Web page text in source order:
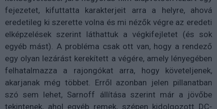
fejezetet, kifuttatta karakterjeit arra a helyre, ahová
eredetileg ki szerette volna és mi nézők végre az eredeti
elképzelések szerint láthattuk a végkifejletet (és sok
egyéb mást). A probléma csak ott van, hogy a rendező
egy olyan lezárást kerekített a végére, amely lényegében
felhatalmazza a rajongókat arra, hogy követeljenek,
akarjanak még többet. Erről azonban jelen pillanatban
szó sem lehet, Sarnoff állítása szerint már a jövőbe
tekintenek, ahol egyéb remek, szépen kidolgozott DC-